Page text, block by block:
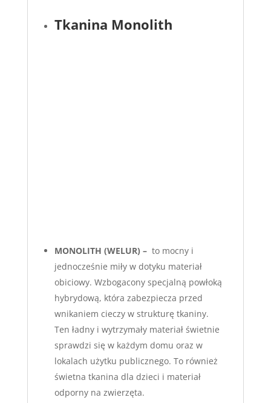
Tkanina Monolith
MONOLITH (WELUR) – to mocny i
jednocześnie miły w dotyku materiał
obiciowy. Wzbogacony specjalną powłoką
hybrydową, która zabezpiecza przed
wnikaniem cieczy w strukturę tkaniny.
Ten ładny i wytrzymały materiał świetnie
sprawdzi się w każdym domu oraz w
lokalach użytku publicznego. To również
świetna tkanina dla dzieci i materiał
odporny na zwierzęta.